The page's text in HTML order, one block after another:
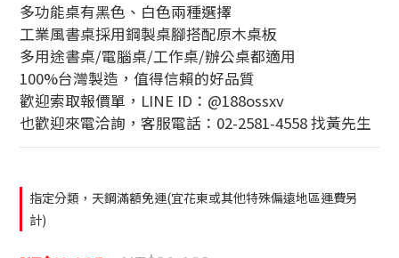
多功能桌有黑色、白色兩種選擇
工業風書桌採用鋼製桌腳搭配原木桌板
多用途書桌/電腦桌/工作桌/辦公桌都適用
100%台灣製造，值得信賴的好品質
歡迎索取報價單，LINE ID：@188ossxv
也歡迎來電洽詢，客服電話：02-2581-4558 找黃先生
指定分類，天鋼滿額免運(宜花東或其他特殊偏遠地區運費另
計)